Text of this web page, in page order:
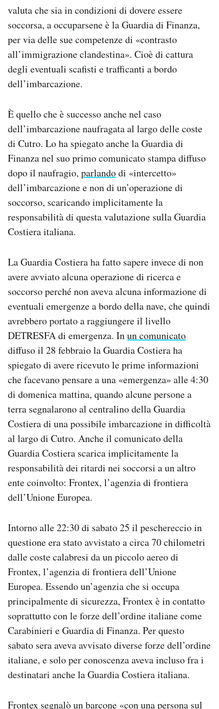
valuta che sia in condizioni di dovere essere
soccorsa, a occuparsene è la Guardia di Finanza,
per via delle sue competenze di «contrasto
all’immigrazione clandestina». Cioè di cattura
degli eventuali scafisti e trafficanti a bordo
dell’imbarcazione.
È quello che è successo anche nel caso
dell’imbarcazione naufragata al largo delle coste
di Cutro. Lo ha spiegato anche la Guardia di
Finanza nel suo primo comunicato stampa diffuso
dopo il naufragio, parlandodi «intercetto»
dell’imbarcazione e non di un’operazione di
soccorso, scaricando implicitamente la
responsabilità di questa valutazione sulla Guardia
Costiera italiana.
La Guardia Costiera ha fatto sapere invece di non
avere avviato alcuna operazione di ricerca e
soccorso perché non aveva alcuna informazione di
eventuali emergenze a bordo della nave, che quindi
avrebbero portato a raggiungere il livello
DETRESFA di emergenza. Inun comunicato
diffuso il 28 febbraio la Guardia Costiera ha
spiegato di avere ricevuto le prime informazioni
che facevano pensare a una «emergenza» alle 4:30
di domenica mattina, quando alcune persone a
terra segnalarono al centralino della Guardia
Costiera di una possibile imbarcazione in difficoltà
al largo di Cutro. Anche il comunicato della
Guardia Costiera scarica implicitamente la
responsabilità dei ritardi nei soccorsi a un altro
ente coinvolto: Frontex, l’agenzia di frontiera
dell’Unione Europea.
Intorno alle 22:30 di sabato 25 il peschereccio in
questione era stato avvistato a circa 70 chilometri
dalle coste calabresi da un piccolo aereo di
Frontex, l’agenzia di frontiera dell’Unione
Europea. Essendo un’agenzia che si occupa
principalmente di sicurezza, Frontex è in contatto
soprattutto con le forze dell’ordine italiane come
Carabinieri e Guardia di Finanza. Per questo
sabato sera aveva avvisato diverse forze dell’ordine
italiane, e solo per conoscenza aveva incluso fra i
destinatari anche la Guardia Costiera italiana.
Frontex segnalòun barcone «con una persona sul